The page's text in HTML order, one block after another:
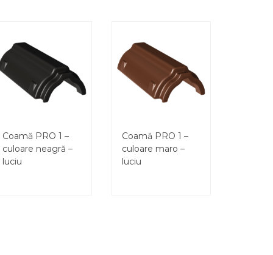
Coamă PRO 1 –
culoare neagră –
luciu
Coamă PRO 1 –
culoare maro –
luciu